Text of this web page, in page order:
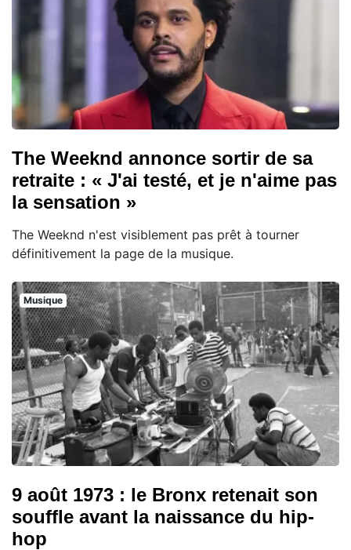
The Weeknd annonce sortir de sa
retraite : « J'ai testé, et je n'aime pas
la sensation »
The Weeknd n'est visiblement pas prêt à tourner
définitivement la page de la musique.
Musique
9 août 1973 : le Bronx retenait son
souffle avant la naissance du hip-
hop